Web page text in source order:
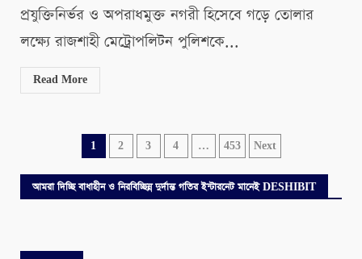
প্রযুক্তিনির্ভর ও অপরাধমুক্ত নগরী হিসেবে গড়ে তোলার
লক্ষ্যে রাজশাহী মেট্রোপলিটন পুলিশকে...
Read More
Posts
pagination
1 2 3 4 … 453 Next
আমরা দিচ্ছি বাধাহীন ও নিরবিচ্ছিন্ন দুর্দান্ত গতির ইন্টারনেট মানেই DESHIBIT